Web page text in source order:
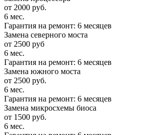
от 2000 руб.
6 мес.
Гарантия на ремонт: 6 месяцев
Замена северного моста
от 2500 руб
6 мес.
Гарантия на ремонт: 6 месяцев
Замена южного моста
от 2500 руб.
6 мес.
Гарантия на ремонт: 6 месяцев
Замена микросхемы биоса
от 1500 руб.
6 мес.